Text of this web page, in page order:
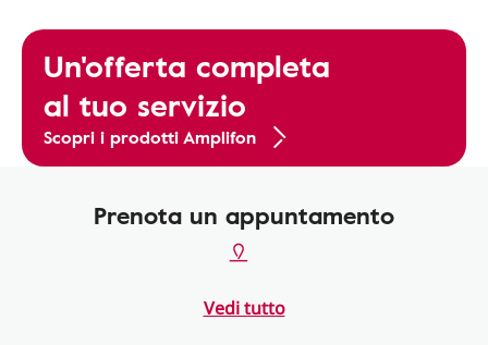
Un'offerta completa
al tuo servizio
Scopri i prodotti Amplifon
Prenota un appuntamento
Vedi tutto